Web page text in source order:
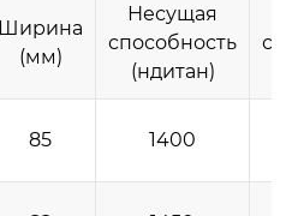
Ширина
(мм)
Несущая
способность
(ндитан)
85 1400